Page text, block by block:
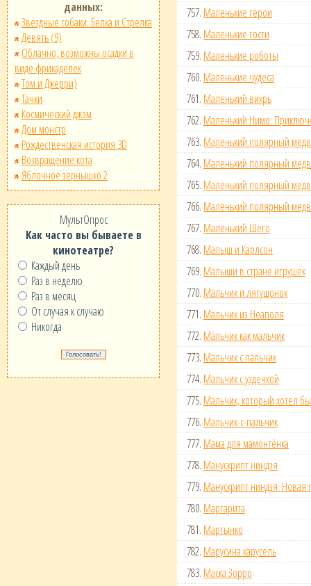
данных:
Звёздные собаки: Белка и Стрелка
Девять (9)
Облачно, возможны осадки в
виде фрикаделек
Том и Джерри)
Тачки
Космический джэм
Дом монстр
Рождественская история 3D
Возвращение кота
Яблочное зернышко 2
МультОпрос
Как часто вы бываете в
кинотеатре?
Каждый день
Раз в неделю
Раз в месяц
От случая к случаю
Никогда
757. Маленькие герои
758. Маленькие гости
759. Маленькие роботы
760. Маленькие чудеса
761. Маленький вихрь
762. Маленький Нимо:
763. Маленький полярный
764. Маленький полярный
765. Маленький полярный
766. Маленький полярный
767. Маленький Шего
768. Малыш и Карлсон
769. Малыши в стране игрушек
770. Мальчик и лягушонок
771. Мальчик из Неаполя
772. Мальчик как мальчик
773. Мальчик с пальчик
774. Мальчик с уздечкой
775. Мальчик, который хотел
776. Мальчик-с-пальчик
777. Мама для мамонтёнка
778. Манускрипт ниндзя
779. Манускрипт ниндзя: Новая
780. Маргарита
781. Мартынко
782. Марусина карусель
783. Маска Зорро